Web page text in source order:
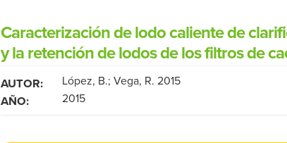
Caracterización de lodo caliente de
y la retención de lodos de los filtros de
AUTOR: López, B.; Vega, R. 2015
AÑO: 2015